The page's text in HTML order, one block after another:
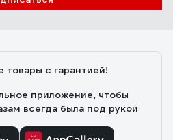
товары с гарантией!
приложение, чтобы
всегда была под рукой